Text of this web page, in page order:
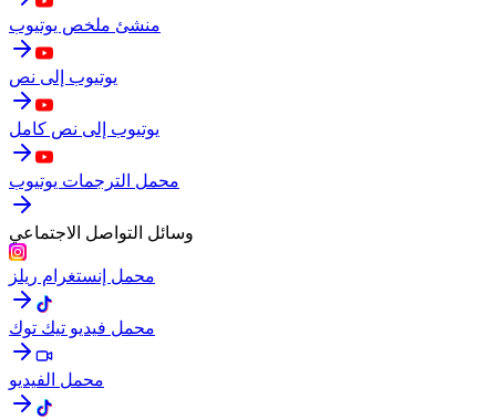
منشئ ملخص يوتيوب
يوتيوب إلى نص
يوتيوب إلى نص كامل
محمل الترجمات يوتيوب
وسائل التواصل الاجتماعي
محمل إنستغرام ريلز
محمل فيديو تيك توك
محمل الفيديو